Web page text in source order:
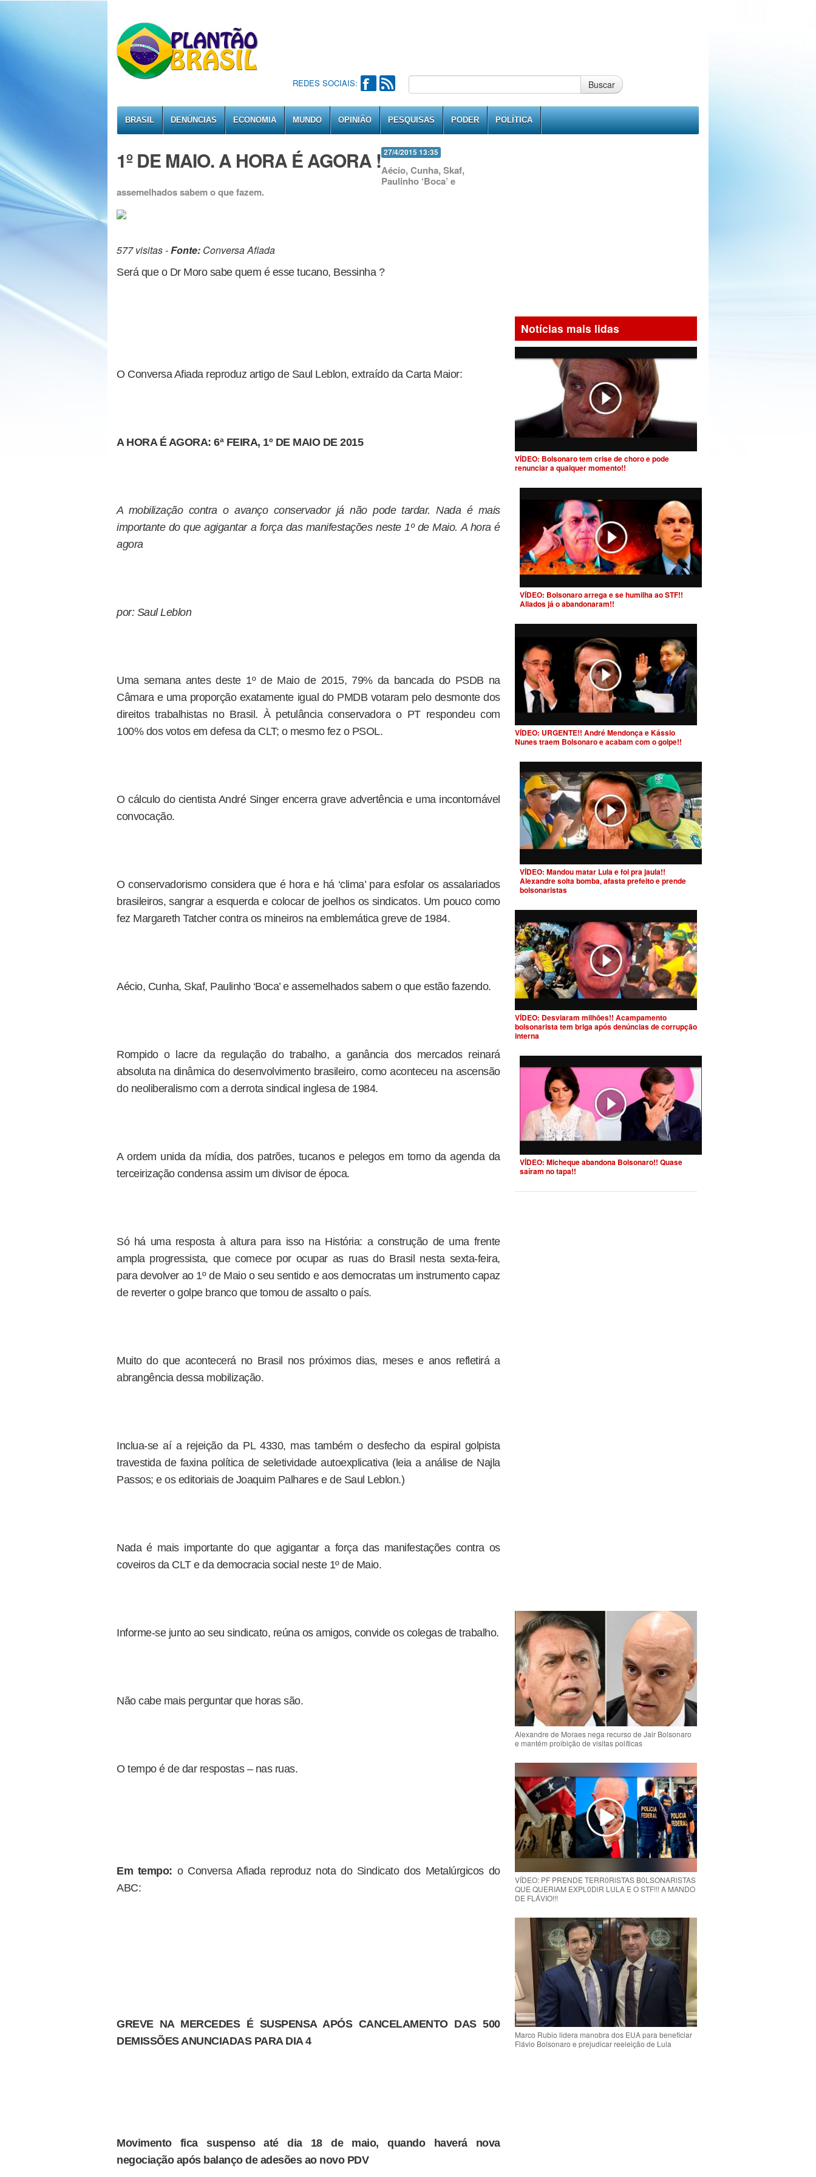
REDES SOCIAIS: Buscar
BRASIL DENÚNCIAS ECONOMIA MUNDO OPINIÃO PESQUISAS PODER POLÍTICA
27/4/2015 13:35
1º DE MAIO. A HORA É AGORA !Aécio, Cunha, Skaf,
Paulinho ‘Boca’ e
assemelhados sabem o que fazem.
577 visitas -Fonte: Conversa Afiada
Será que o Dr Moro sabe quem é esse tucano, Bessinha ?
O Conversa Afiada reproduz artigo de Saul Leblon, extraído da Carta Maior:
A HORA É AGORA: 6ª FEIRA, 1º DE MAIO DE 2015
A mobilização contra o avanço conservador já não pode tardar. Nada é mais
importante do que agigantar a força das manifestações neste 1º de Maio. A hora é
agora
por: Saul Leblon
Uma semana antes deste 1º de Maio de 2015, 79% da bancada do PSDB na
Câmara e uma proporção exatamente igual do PMDB votaram pelo desmonte dos
direitos trabalhistas no Brasil. À petulância conservadora o PT respondeu com
100% dos votos em defesa da CLT; o mesmo fez o PSOL.
O cálculo do cientista André Singer encerra grave advertência e uma incontornável
convocação.
O conservadorismo considera que é hora e há ‘clima’ para esfolar os assalariados
brasileiros, sangrar a esquerda e colocar de joelhos os sindicatos. Um pouco como
fez Margareth Tatcher contra os mineiros na emblemática greve de 1984.
Aécio, Cunha, Skaf, Paulinho ‘Boca’ e assemelhados sabem o que estão fazendo.
Rompido o lacre da regulação do trabalho, a ganância dos mercados reinará
absoluta na dinâmica do desenvolvimento brasileiro, como aconteceu na ascensão
do neoliberalismo com a derrota sindical inglesa de 1984.
A ordem unida da mídia, dos patrões, tucanos e pelegos em torno da agenda da
terceirização condensa assim um divisor de época.
Só há uma resposta à altura para isso na História: a construção de uma frente
ampla progressista, que comece por ocupar as ruas do Brasil nesta sexta-feira,
para devolver ao 1º de Maio o seu sentido e aos democratas um instrumento capaz
de reverter o golpe branco que tomou de assalto o país.
Muito do que acontecerá no Brasil nos próximos dias, meses e anos refletirá a
abrangência dessa mobilização.
Inclua-se aí a rejeição da PL 4330, mas também o desfecho da espiral golpista
travestida de faxina política de seletividade autoexplicativa (leia a análise de Najla
Passos; e os editoriais de Joaquim Palhares e de Saul Leblon.)
Nada é mais importante do que agigantar a força das manifestações contra os
coveiros da CLT e da democracia social neste 1º de Maio.
Informe-se junto ao seu sindicato, reúna os amigos, convide os colegas de trabalho.
Não cabe mais perguntar que horas são.
O tempo é de dar respostas – nas ruas.
Em tempo: o Conversa Afiada reproduz nota do Sindicato dos Metalúrgicos do
ABC:
GREVE NA MERCEDES É SUSPENSA APÓS CANCELAMENTO DAS 500
DEMISSÕES ANUNCIADAS PARA DIA 4
Movimento fica suspenso até dia 18 de maio, quando haverá nova
negociação após balanço de adesões ao novo PDV
Notícias mais lidas
VÍDEO: Bolsonaro tem crise de choro e pode
renunciar a qualquer momento!!
VÍDEO: Bolsonaro arrega e se humilha ao STF!!
Aliados já o abandonaram!!
VÍDEO: URGENTE!! André Mendonça e Kássio
Nunes traem Bolsonaro e acabam com o golpe!!
VÍDEO: Mandou matar Lula e foi pra jaula!!
Alexandre solta bomba, afasta prefeito e prende
bolsonaristas
VÍDEO: Desviaram milhões!! Acampamento
bolsonarista tem briga após denúncias de corrupção
interna
VÍDEO: Micheque abandona Bolsonaro!! Quase
saíram no tapa!!
Alexandre de Moraes nega recurso de Jair Bolsonaro
e mantém proibição de visitas políticas
VÍDEO: PF PRENDE TERR0RlSTAS B0LSONARlSTAS
QUE QUERIAM EXPL0DlR LULA E O STF!!! A MANDO
DE FLÁVIO!!!
Marco Rubio lidera manobra dos EUA para beneficiar
Flávio Bolsonaro e prejudicar reeleição de Lula